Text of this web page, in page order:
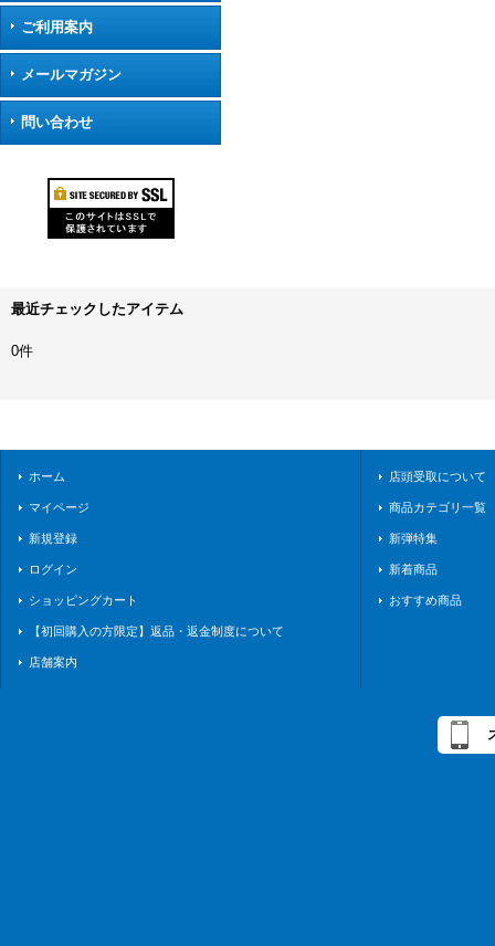
ご利用案内
メールマガジン
問い合わせ
最近チェックしたアイテム
0件
ホーム
マイページ
新規登録
ログイン
ショッピングカート
【初回購入の方限定】返品・返金制度について
店舗案内
店頭受取について
商品カテゴリ一覧
新弾特集
新着商品
おすすめ商品